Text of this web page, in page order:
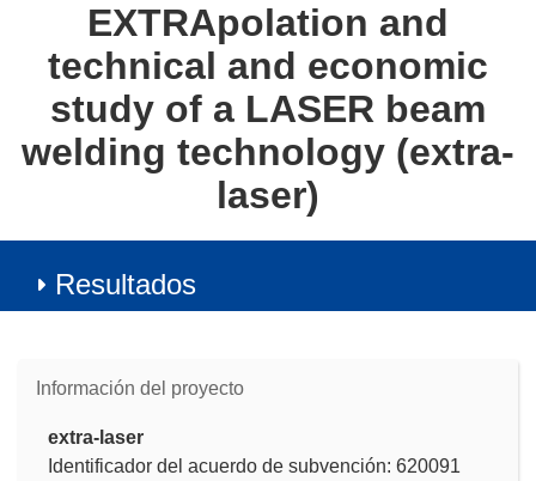
EXTRApolation and
technical and economic
study of a LASER beam
welding technology (extra-
laser)
Resultados
Información del proyecto
extra-laser
Identificador del acuerdo de subvención: 620091